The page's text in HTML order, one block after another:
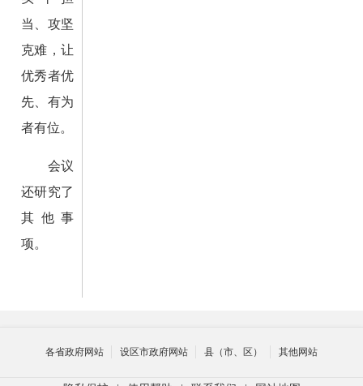
当、攻坚
克难，让
优秀者优
先、有为
者有位。
会议
还研究了
其他事
项。
各省政府网站 设区市政府网站 县（市、区） 其他网站